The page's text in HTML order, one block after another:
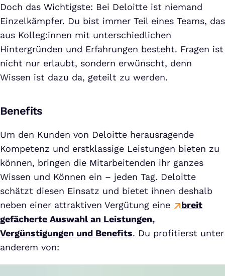
Doch das Wichtigste: Bei Deloitte ist niemand
Einzelkämpfer. Du bist immer Teil eines Teams, das
aus Kolleg:innen mit unterschiedlichen
Hintergründen und Erfahrungen besteht. Fragen ist
nicht nur erlaubt, sondern erwünscht, denn
Wissen ist dazu da, geteilt zu werden.
Benefits
Um den Kunden von Deloitte herausragende
Kompetenz und erstklassige Leistungen bieten zu
können, bringen die Mitarbeitenden ihr ganzes
Wissen und Können ein – jeden Tag. Deloitte
schätzt diesen Einsatz und bietet ihnen deshalb
neben einer attraktiven Vergütung eine
breit
gefächerte Auswahl an Leistungen,
Vergünstigungen und Benefits. Du profitierst unter
anderem von: